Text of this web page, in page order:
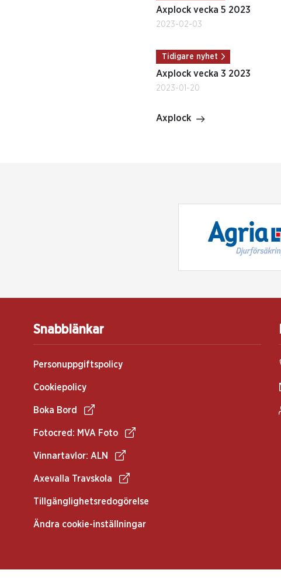
Axplock vecka 5 2023
2023-02-03
Tidigare nyhet
Axplock vecka 3 2023
2023-01-20
Axplock
Snabblänkar
Personuppgiftspolicy
Cookiepolicy
Boka Bord
Fotocred: MVA Foto
Vinnartavlor: ALN
Axevalla Travskola
Tillgänglighetsredogörelse
Ändra cookie-inställningar